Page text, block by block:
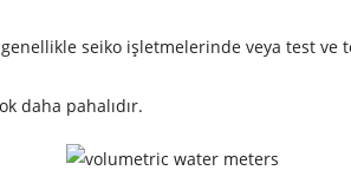
seiko işletmelerinde veya test ve
daha pahalıdır.